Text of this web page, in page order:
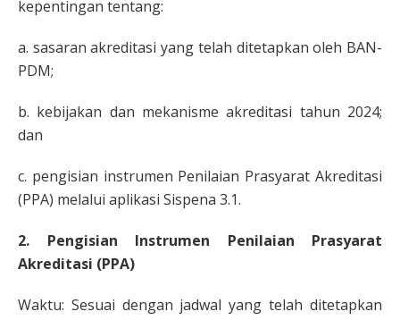
kepentingan tentang:
a. sasaran akreditasi yang telah ditetapkan oleh BAN-
PDM;
b. kebijakan dan mekanisme akreditasi tahun 2024;
dan
c. pengisian instrumen Penilaian Prasyarat Akreditasi
(PPA) melalui aplikasi Sispena 3.1.
2. Pengisian Instrumen Penilaian Prasyarat
Akreditasi (PPA)
Waktu: Sesuai dengan jadwal yang telah ditetapkan